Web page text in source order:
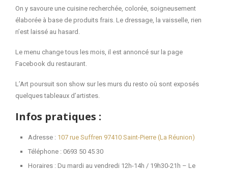
On y savoure une cuisine recherchée, colorée, soigneusement
élaborée à base de produits frais. Le dressage, la vaisselle, rien
n’est laissé au hasard.
Le menu change tous les mois, il est annoncé sur la page
Facebook du restaurant.
L’Art poursuit son show sur les murs du resto où sont exposés
quelques tableaux d’artistes.
Infos pratiques :
Adresse : 107 rue Suffren 97410 Saint-Pierre (La Réunion)
Téléphone : 0693 50 45 30
Horaires : Du mardi au vendredi 12h-14h / 19h30-21h – Le